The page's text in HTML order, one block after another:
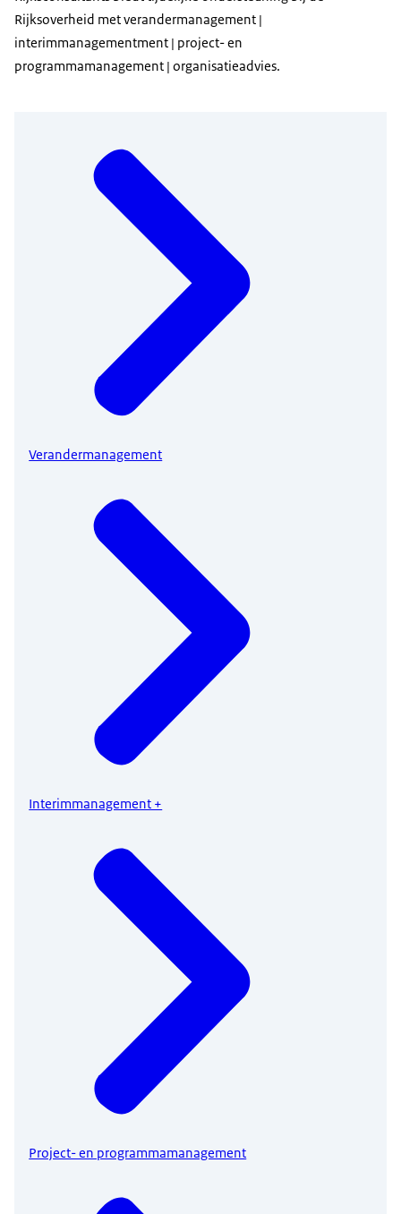
Rijksoverheid met verandermanagement |
interimmanagementment | project- en
programmamanagement | organisatieadvies.
Verandermanagement
Interimmanagement +
Project- en programmamanagement